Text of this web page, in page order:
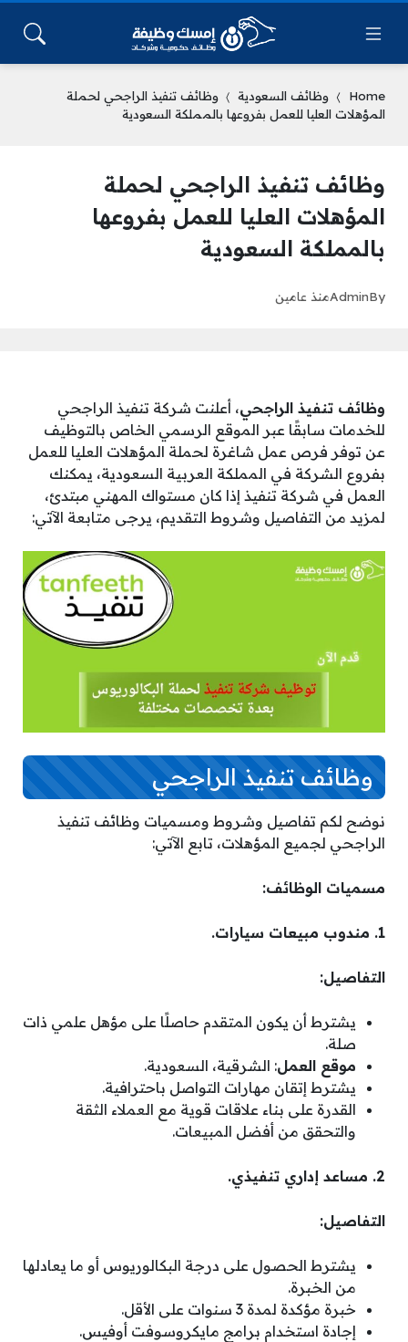
Home وظائف السعودية
وظائف تنفيذ الراجحي لحملة
المؤهلات العليا للعمل بفروعها بالمملكة السعودية
وظائف تنفيذ الراجحي لحملة
المؤهلات العليا للعمل بفروعها
بالمملكة السعودية
By
Adminمنذ عامين
وظائف تنفيذ الراجحي، أعلنت شركة تنفيذ الراجحي
للخدمات سابقًا عبر الموقع الرسمي الخاص بالتوظيف
عن توفر فرص عمل شاغرة لحملة المؤهلات العليا للعمل
بفروع الشركة في المملكة العربية السعودية، يمكنك
العمل في شركة تنفيذ إذا كان مستواك المهني مبتدئ،
لمزيد من التفاصيل وشروط التقديم، يرجى متابعة الآتي:
وظائف تنفيذ الراجحي
نوضح لكم تفاصيل وشروط ومسميات وظائف تنفيذ
الراجحي لجميع المؤهلات، تابع الآتي:
مسميات الوظائف:
1. مندوب مبيعات سيارات.
التفاصيل:
يشترط أن يكون المتقدم حاصلًا على مؤهل علمي ذات
صلة.
موقع العمل: الشرقية، السعودية.
يشترط إتقان مهارات التواصل باحترافية.
القدرة على بناء علاقات قوية مع العملاء الثقة
والتحقق من أفضل المبيعات.
2. مساعد إداري تنفيذي.
التفاصيل:
يشترط الحصول على درجة البكالوريوس أو ما يعادلها
من الخبرة.
خبرة مؤكدة لمدة 3 سنوات على الأقل.
إجادة استخدام برامج مايكروسوفت أوفيس.